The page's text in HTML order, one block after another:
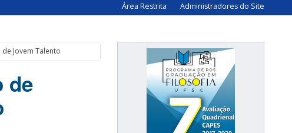
Área Restrita Administradores do Site
Jovem Talento
de